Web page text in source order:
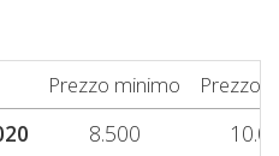
Prezzo minimo Prezzo
8.500